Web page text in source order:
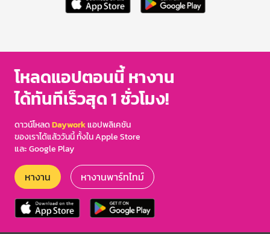
โหลดแอปตอนนี้ หางาน
ได้ทันทีเร็วสุด 1 ชั่วโมง!
ดาวน์โหลดDayworkแอปพลิเคชัน
ของเราได้แล้ววันนี้ ทั้งใน Apple Store
และ Google Play
หางาน หางานพาร์ทไทม์